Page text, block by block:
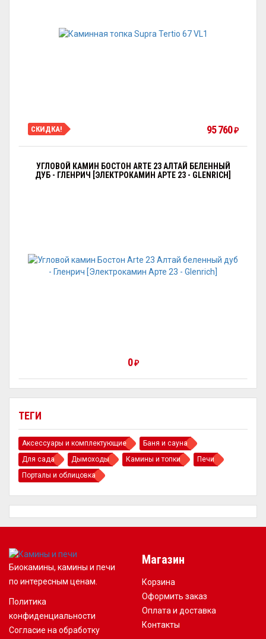
ТЕГИ
Аксессуары и комплектующие
Баня и сауна
Для сада
Дымоходы Камины и топки
Печи
Порталы и облицовка
СКИДКА! 95 760₽
УГЛОВОЙ КАМИН БОСТОН ARTE 23 АЛТАЙ БЕЛЕННЫЙ
ДУБ - ГЛЕНРИЧ [ЭЛЕКТРОКАМИН АРТЕ 23 - GLENRICH]
0₽
Биокамины, камины и печи
по интересным ценам.
Политика
конфиденциальности
Согласие на обработку
Магазин
Корзина
Оформить заказ
Оплата и доставка
Контакты